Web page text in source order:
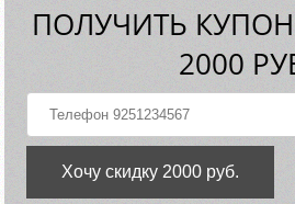
ПОЛУЧИТЬ
2000
Хочу скидку 2000 руб.